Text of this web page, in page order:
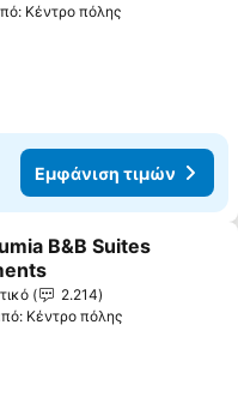
Κέντρο πόλης
Εμφάνιση τιμών
στα αγαπημένα
B&B Suites
τιμών2.214
Κέντρο πόλης